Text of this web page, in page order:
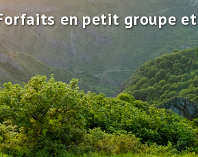
en petit groupe et